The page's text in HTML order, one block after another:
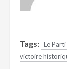
Tags: Le
victoire